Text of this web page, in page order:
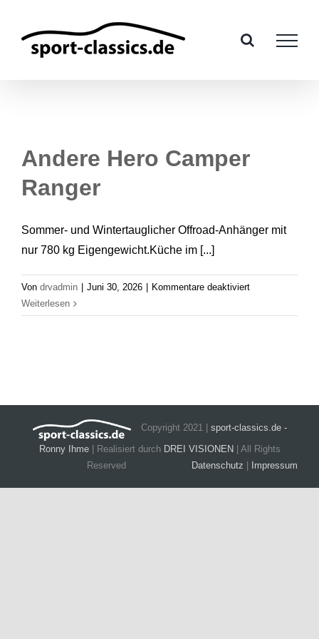
springen
Andere Hero Camper
Ranger
Sommer- und Wintertauglicher Offroad-Anhänger mit
nur 780 kg Eigengewicht.Küche im [...]
Von drvadmin Juni 30, 2026 Kommentare deaktiviertfür
Hero
Weiterlesen
Copyright 2021 | sport-classics.de -
Ronny Ihme| Realisiert durch DREI VISIONEN | All Rights
Reserved
Datenschutz Impressum